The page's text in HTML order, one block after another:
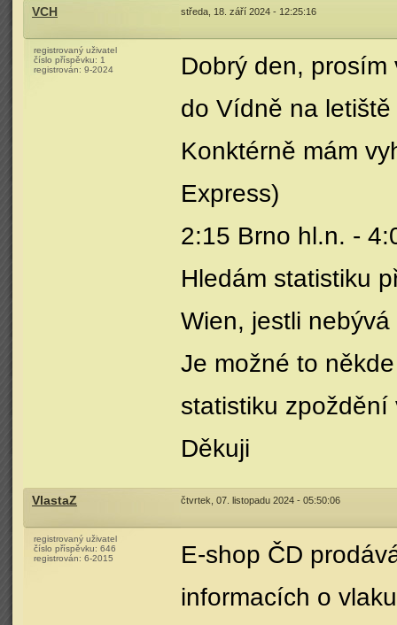
VCH středa, 18. září 2024 - 12:25:16
registrovaný uživatel
číslo příspěvku: 1
registrován: 9-2024
Dobrý den,
do Vídně na
Konktérně mám
Express)
2:15 Brno hl.n. -
Hledám statistiku
Wien, jestli
Je možné to
statistiku zpoždění
Děkuji
VlastaZ čtvrtek, 07. listopadu 2024 - 05:50:06
registrovaný uživatel
číslo příspěvku: 646
registrován: 6-2015
E-shop ČD
informacích o